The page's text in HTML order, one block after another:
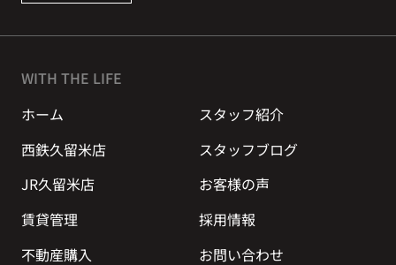
WITH THE LIFE
ホーム
スタッフ紹介
西鉄久留米店
スタッフブログ
JR久留米店
お客様の声
賃貸管理
採用情報
不動産購入
お問い合わせ